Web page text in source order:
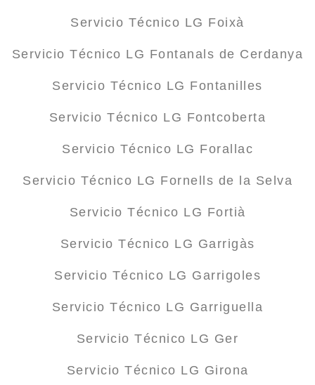
Servicio Técnico LG Foixà
Servicio Técnico LG Fontanals de Cerdanya
Servicio Técnico LG Fontanilles
Servicio Técnico LG Fontcoberta
Servicio Técnico LG Forallac
Servicio Técnico LG Fornells de la Selva
Servicio Técnico LG Fortià
Servicio Técnico LG Garrigàs
Servicio Técnico LG Garrigoles
Servicio Técnico LG Garriguella
Servicio Técnico LG Ger
Servicio Técnico LG Girona